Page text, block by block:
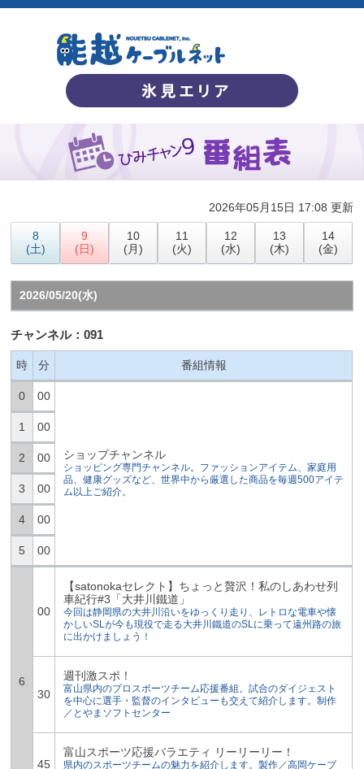
2026年05月15日 17:08 更新
8
(土)
9
(日)
10
(月)
11
(火)
12
(水)
13
(木)
14
(金)
2026/05/20(水)
チャンネル：091
時 分 番組情報
0 00
ショップチャンネル
ショッピング専門チャンネル。ファッションアイテム、家庭用
品、健康グッズなど、世界中から厳選した商品を毎週500アイテ
ム以上ご紹介。
1 00
2 00
3 00
4 00
5 00
6
00
【satonokaセレクト】ちょっと贅沢！私のしあわせ列
車紀行#3「大井川鐵道」
今回は静岡県の大井川沿いをゆっくり走り、レトロな電車や懐
かしいSLが今も現役で走る大井川鐵道のSLに乗って遠州路の旅
に出かけましょう！
30
週刊激スポ！
富山県内のプロスポーツチーム応援番組。試合のダイジェスト
を中心に選手・監督のインタビューも交えて紹介します。制作
／とやまソフトセンター
45
富山スポーツ応援バラエティ リーリーリー！
県内のスポーツチームの魅力を紹介します。製作／高岡ケーブ